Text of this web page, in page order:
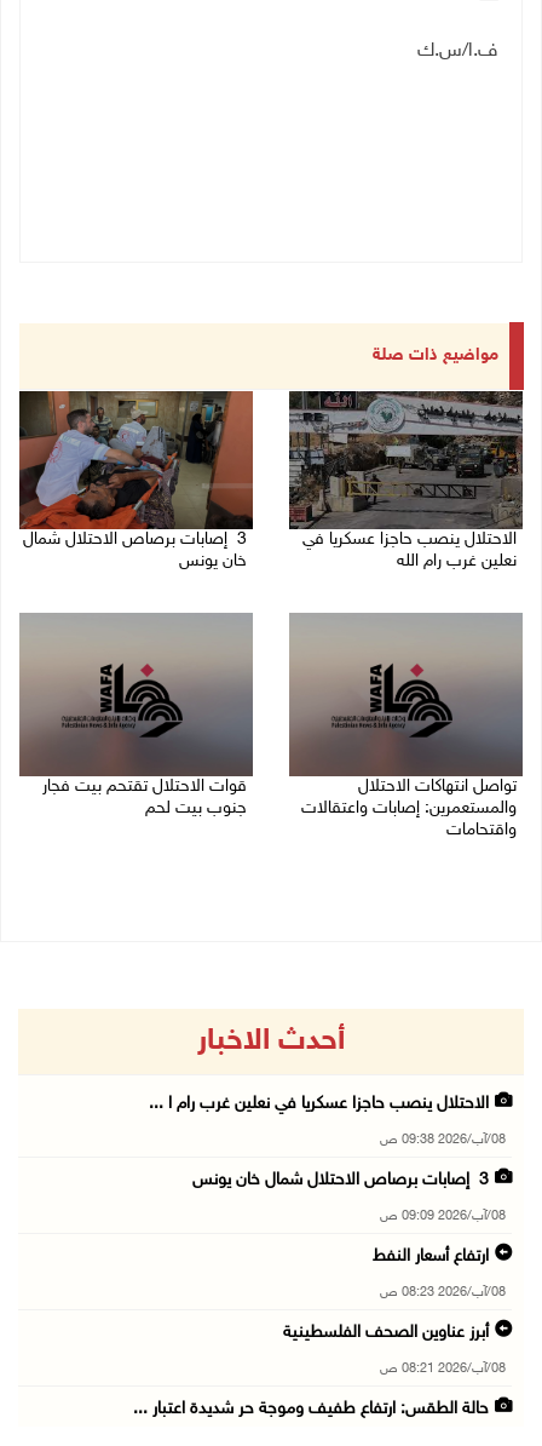
ف.ا/س.ك
مواضيع ذات صلة
الاحتلال ينصب حاجزا عسكريا في
نعلين غرب رام الله
3 إصابات برصاص الاحتلال شمال
خان يونس
تواصل انتهاكات الاحتلال
والمستعمرين: إصابات واعتقالات
واقتحامات
قوات الاحتلال تقتحم بيت فجار
جنوب بيت لحم
أحدث الاخبار
الاحتلال ينصب حاجزا عسكريا في نعلين غرب رام ا ...
08/آب/2026 09:38 ص
3 إصابات برصاص الاحتلال شمال خان يونس
08/آب/2026 09:09 ص
ارتفاع أسعار النفط
08/آب/2026 08:23 ص
أبرز عناوين الصحف الفلسطينية
08/آب/2026 08:21 ص
حالة الطقس: ارتفاع طفيف وموجة حر شديدة اعتبار ...